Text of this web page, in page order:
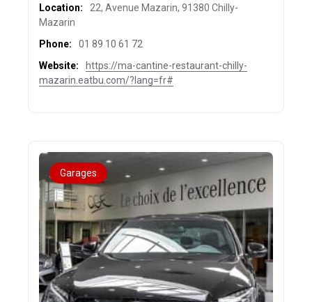
Location:
22, Avenue Mazarin, 91380 Chilly-
Mazarin
Phone:
01 89 10 61 72
Website:
https://ma-cantine-restaurant-chilly-
mazarin.eatbu.com/?lang=fr#
Garages